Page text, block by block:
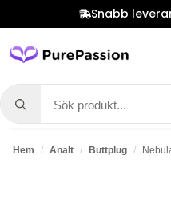
Snabb
Search
for:
Hem Analt Buttplug